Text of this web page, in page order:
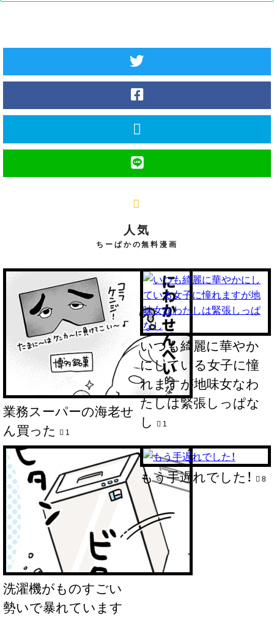
人気
ちーぱかの無料漫画
業務スーパーの海老せ
ん買った
1
いつも綺麗に華やか
にしている女子に憧
れますが地味女なわ
たしは緊張しっぱな
し
1
洗濯機がものすごい
勢いで暴れています
もう手遅れでした！ 8